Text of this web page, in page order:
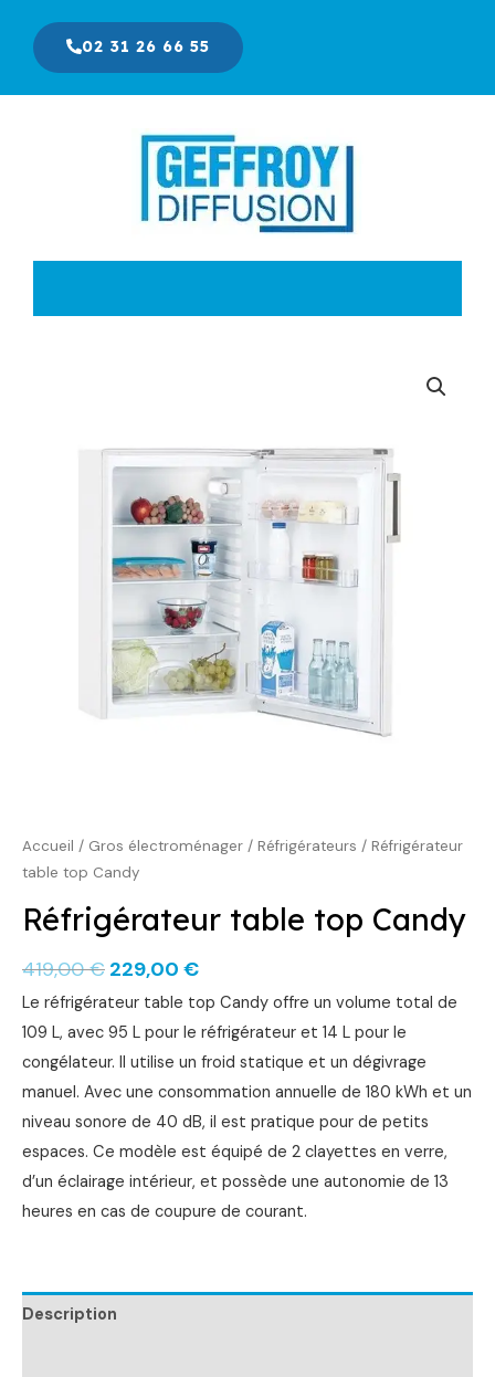
contenu
02 31 26 66 55
Accueil / Gros électroménager / Réfrigérateurs / Réfrigérateur
table top Candy
Réfrigérateur table top Candy
419,00€
était :
419,00 €.
229,00 €
est :
229,00 €.
Le réfrigérateur table top Candy offre un volume total de
109 L, avec 95 L pour le réfrigérateur et 14 L pour le
congélateur. Il utilise un froid statique et un dégivrage
manuel. Avec une consommation annuelle de 180 kWh et un
niveau sonore de 40 dB, il est pratique pour de petits
espaces. Ce modèle est équipé de 2 clayettes en verre,
d’un éclairage intérieur, et possède une autonomie de 13
heures en cas de coupure de courant.
Description